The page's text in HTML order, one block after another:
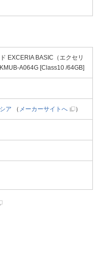
EXCERIA BASIC（エクセリ
A064G [Class10 /64GB]
ア （ メーカーサイトへ ）